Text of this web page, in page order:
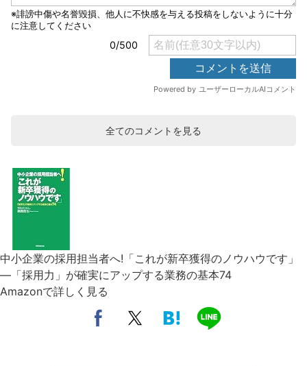
全てのコメントを見る
中小企業の採用担当者へ!「これが新卒獲得のノウハウです」
―「採用力」が確実にアップする業務の基本74
Amazonで詳しく見る